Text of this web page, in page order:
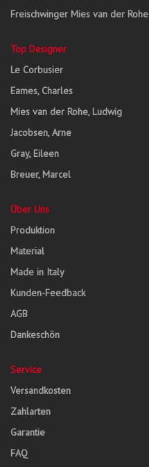
Freischwinger Mies van der Rohe
Top Designer
Le Corbusier
Eames, Charles
Mies van der Rohe, Ludwig
Jacobsen, Arne
Gray, Eileen
Breuer, Marcel
Über Uns
Produktion
Material
Made in Italy
Kunden-Feedback
AGB
Dankeschön
Service
Versandkosten
Zahlarten
Garantie
FAQ